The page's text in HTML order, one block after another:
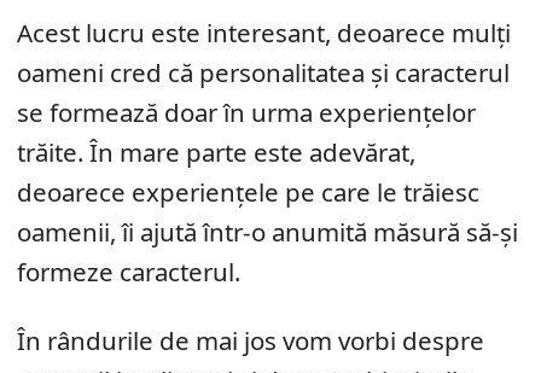
Acest lucru este interesant, deoarece mulți
oameni cred că personalitatea și caracterul
se formează doar în urma experiențelor
trăite. În mare parte este adevărat,
deoarece experiențele pe care le trăiesc
oamenii, îi ajută într-o anumită măsură să-și
formeze caracterul.
În rândurile de mai jos vom vorbi despre